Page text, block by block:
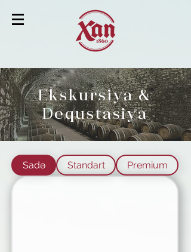
Ekskursiya &
Dequstasiya
Sadə Standart Premium